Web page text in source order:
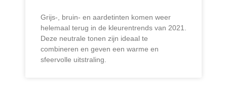
Grijs-, bruin- en aardetinten komen weer
helemaal terug in de kleurentrends van 2021.
Deze neutrale tonen zijn ideaal te
combineren en geven een warme en
sfeervolle uitstraling.